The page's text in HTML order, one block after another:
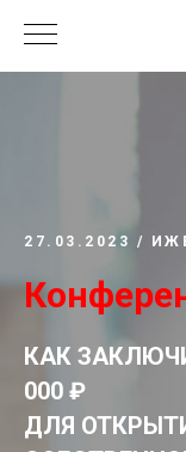
27.03.2023 /
КАК
000 ₽
ДЛЯ